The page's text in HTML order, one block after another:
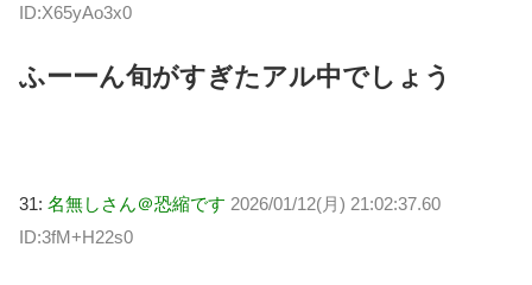
ID:X65yAo3x0
ふーーん旬がすぎたアル中でしょう
31: 名無しさん＠恐縮です 2026/01/12(月) 21:02:37.60
ID:3fM+H22s0